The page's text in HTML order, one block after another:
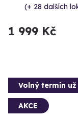
(+ 28 dalších
1 999 Kč
Volný termín
AKCE